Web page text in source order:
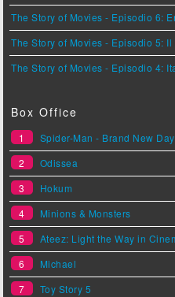
The Story of Movies - Episodio 6:
The Story of Movies - Episodio 5:
The Story of Movies - Episodio 4:
Box Office
1
Spider-Man - Brand New Day
2
Odissea
3
Hokum
4
Minions & Monsters
5
Ateez: Light the Way in
6
Michael
7
Toy Story 5